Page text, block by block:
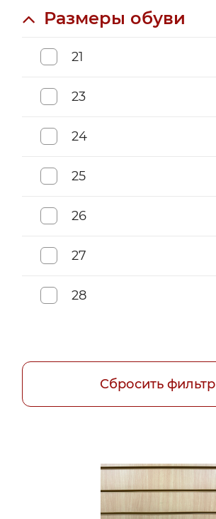
Размеры обуви
21
23
24
25
26
27
28